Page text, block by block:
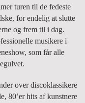
turen til de fedeste
for endelig at slutte
og frem til i dag.
musikere i
som får alle
over discoklassikere
80’er hits af kunstnere